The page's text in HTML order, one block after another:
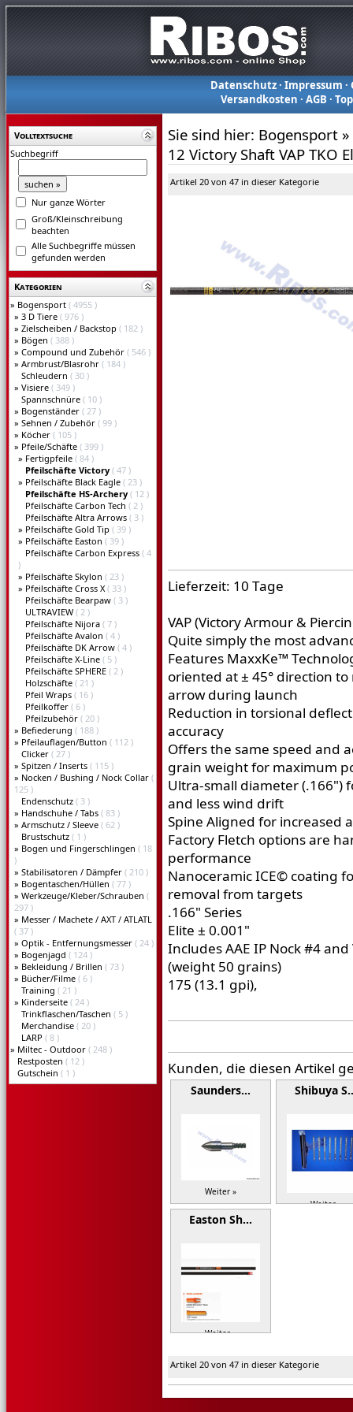
Datenschutz· Impressum ·
Versandkosten ·AGB ·
Volltextsuche
Suchbegriff
Nur ganze Wörter
Groß/Kleinschreibung
beachten
Alle Suchbegriffe müssen
gefunden werden
Kategorien
» Bogensport ( 4955 )
» 3 D Tiere ( 976 )
» Zielscheiben / Backstop ( 182 )
» Bögen ( 388 )
» Compound und Zubehör ( 546 )
» Armbrust/Blasrohr ( 184 )
Schleudern ( 30 )
» Visiere ( 349 )
Spannschnüre ( 10 )
» Bogenständer ( 27 )
» Sehnen / Zubehör ( 99 )
» Köcher ( 105 )
» Pfeile/Schäfte ( 399 )
» Fertigpfeile ( 84 )
Pfeilschäfte Victory ( 47 )
» Pfeilschäfte Black Eagle ( 23 )
Pfeilschäfte HS-Archery ( 12 )
Pfeilschäfte Carbon Tech ( 2 )
Pfeilschäfte Altra Arrows ( 3 )
» Pfeilschäfte Gold Tip ( 39 )
» Pfeilschäfte Easton ( 39 )
Pfeilschäfte Carbon Express ( 4
)
» Pfeilschäfte Skylon ( 23 )
» Pfeilschäfte Cross X( 33 )
Pfeilschäfte Bearpaw ( 3 )
ULTRAVIEW ( 2 )
Pfeilschäfte Nijora ( 7 )
Pfeilschäfte Avalon ( 4 )
Pfeilschäfte DK Arrow ( 4 )
Pfeilschäfte X-Line ( 5 )
Pfeilschäfte SPHERE ( 2 )
Holzschäfte ( 21 )
Pfeil Wraps ( 16 )
Pfeilkoffer ( 6 )
Pfeilzubehör ( 20 )
» Befiederung ( 188 )
» Pfeilauflagen/Button ( 112 )
Clicker ( 27 )
» Spitzen / Inserts ( 115 )
» Nocken / Bushing / Nock Collar (
125 )
Endenschutz ( 3 )
» Handschuhe / Tabs ( 83 )
» Armschutz / Sleeve ( 62 )
Brustschutz ( 1 )
» Bogen und Fingerschlingen ( 18
)
» Stabilisatoren / Dämpfer ( 210 )
» Bogentaschen/Hüllen ( 77 )
» Werkzeuge/Kleber/Schrauben (
297 )
» Messer / Machete / AXT / ATLATL
( 37 )
» Optik - Entfernungsmesser ( 24 )
» Bogenjagd ( 124 )
» Bekleidung / Brillen ( 73 )
» Bücher/Filme ( 6 )
Training ( 21 )
» Kinderseite ( 24 )
Trinkflaschen/Taschen ( 5 )
Merchandise ( 20 )
LARP ( 8 )
» Miltec - Outdoor ( 248 )
Restposten ( 12 )
Gutschein ( 1 )
Sie sind hier: Bogensport »
12 Victory Shaft VAP TKO
Artikel 20 von 47 in dieser Kategorie
Lieferzeit: 10 Tage
VAP (Victory Armour &
Quite simply the most
Features MaxxKe™
oriented at ± 45° direction
arrow during launch
Reduction in torsional
accuracy
Offers the same speed and
grain weight for maximum
Ultra-small diameter
and less wind drift
Spine Aligned for increased
Factory Fletch options are
performance
Nanoceramic ICE© coating
removal from targets
.166" Series
Elite ± 0.001"
Includes AAE IP Nock #4
(weight 50 grains)
175 (13.1 gpi),
Kunden, die diesen Artikel
Saunders…
Weiter »
Shibuya
Weiter »
Easton Sh…
Weiter »
Artikel 20 von 47 in dieser Kategorie